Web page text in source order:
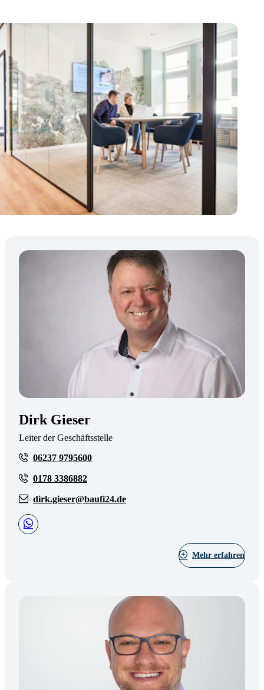
Dirk Gieser
Leiter der Geschäftsstelle
06237 9795600
0178 3386882
dirk.gieser@baufi24.de
Mehr erfahren